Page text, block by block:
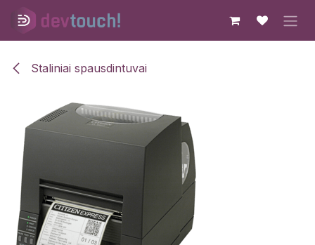
Skip to Content
Staliniai spausdintuvai